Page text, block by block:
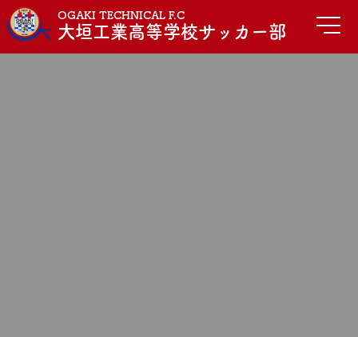
OGAKI TECHNICAL F.C
大垣工業高等学校サッカー部